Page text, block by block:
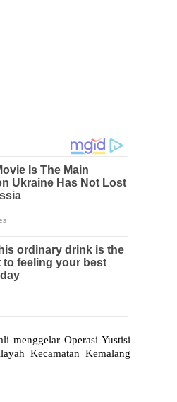
menggelar Operasi Yustisi
Kecamatan Kemalang